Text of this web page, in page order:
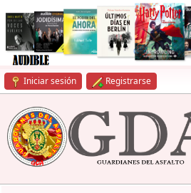
Iniciar sesión Registrarse